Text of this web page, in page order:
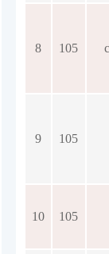
8 105
9 105
10 105